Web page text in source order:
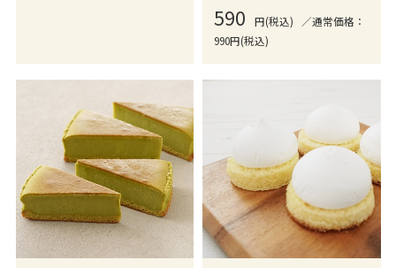
590 円(税込)
／通常価格：
990円(税込)